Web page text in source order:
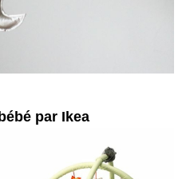
par Ikea